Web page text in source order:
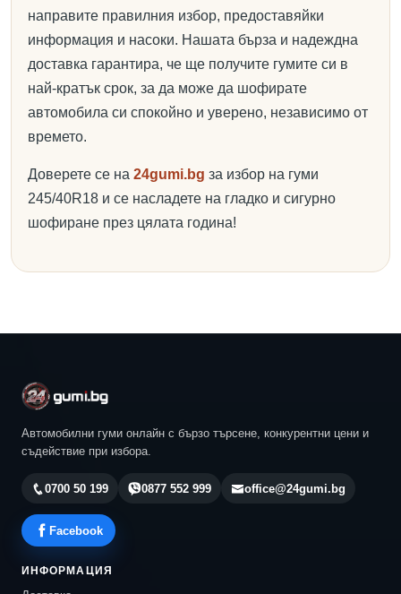
направите правилния избор, предоставяйки
информация и насоки. Нашата бърза и надеждна
доставка гарантира, че ще получите гумите си в
най-кратък срок, за да може да шофирате
автомобила си спокойно и уверено, независимо от
времето.
Доверете се на 24gumi.bg за избор на гуми
245/40R18 и се насладете на гладко и сигурно
шофиране през цялата година!
Автомобилни гуми онлайн с бързо търсене, конкурентни цени и
съдействие при избора.
0700 50 199 0877 552 999 office@24gumi.bg
Facebook
ИНФОРМАЦИЯ